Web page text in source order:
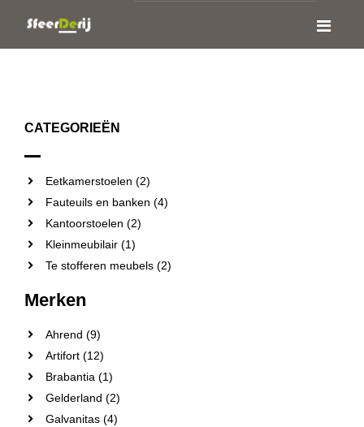
CATEGORIEËN
Eetkamerstoelen (2)
Fauteuils en banken (4)
Kantoorstoelen (2)
Kleinmeubilair (1)
Te stofferen meubels (2)
Merken
Ahrend (9)
Artifort (12)
Brabantia (1)
Gelderland (2)
Galvanitas (4)